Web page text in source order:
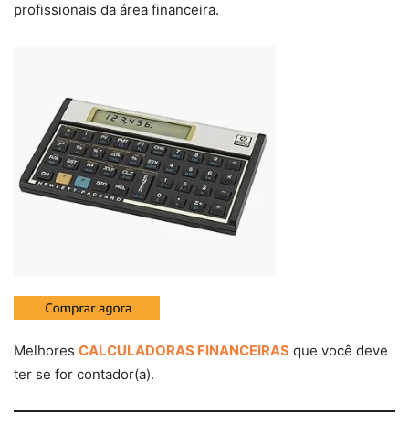
profissionais da área financeira.
Melhores CALCULADORAS FINANCEIRAS que você deve
ter se for contador(a).